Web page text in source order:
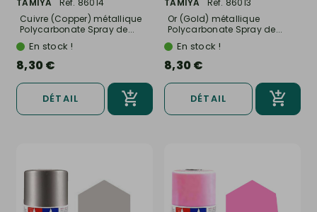
TAMIYA
Ref. 86014
Cuivre (Copper) métallique
Polycarbonate Spray de...
En stock !
8,30 €
DÉTAIL
TAMIYA
Ref. 86013
Or (Gold) métallique
Polycarbonate Spray de...
En stock !
8,30 €
DÉTAIL